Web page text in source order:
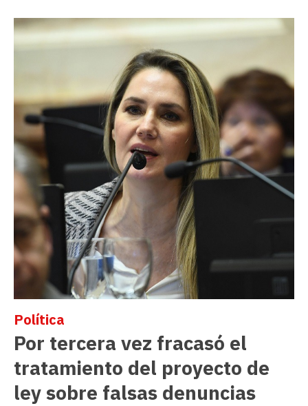
Por tercera vez fracasó el
tratamiento del proyecto de
ley sobre falsas denuncias
Política